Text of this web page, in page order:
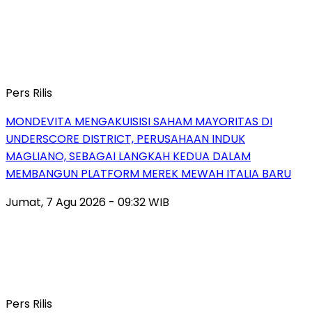
Pers Rilis
MONDEVITA MENGAKUISISI SAHAM MAYORITAS DI
UNDERSCORE DISTRICT, PERUSAHAAN INDUK
MAGLIANO, SEBAGAI LANGKAH KEDUA DALAM
MEMBANGUN PLATFORM MEREK MEWAH ITALIA BARU
Jumat, 7 Agu 2026 - 09:32 WIB
Pers Rilis